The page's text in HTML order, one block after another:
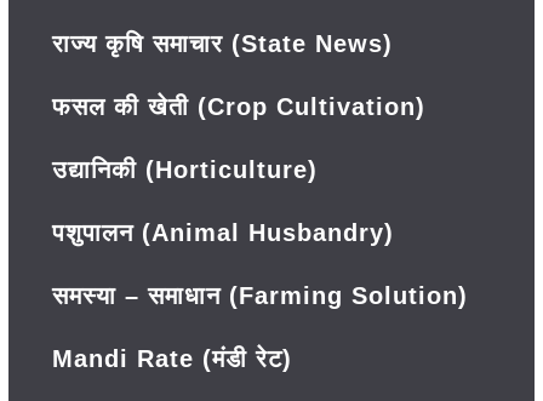
राज्य कृषि समाचार (State News)
फसल की खेती (Crop Cultivation)
उद्यानिकी (Horticulture)
पशुपालन (Animal Husbandry)
समस्या – समाधान (Farming Solution)
Mandi Rate (मंडी रेट)